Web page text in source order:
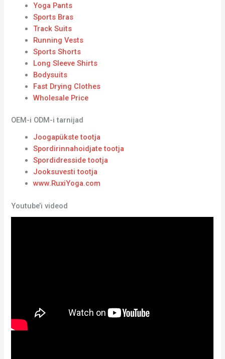
Yoga Pants
Sports Bras
Track Suits
Running Vests
Sports Shorts
Long Sleeve Shirts
Bodysuits
Fast Drying Clothes
Wholesale Price
OEM-i ODM-i tarnijad
Joogapükste tootja
Spordirinnahoidjate tootja
Spordidresside tootja
Jooksuvesti tootja
www.RuxiYoga.com
Youtube’i videod